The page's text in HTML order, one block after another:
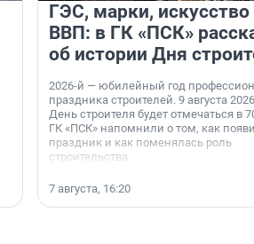
ГЭС, марки, искусство
ВВП: в ГК «ПСК»
об истории Дня
2026-й — юбилейный год
праздника строителей. 9 августа
День строителя будет отмечаться в
ГК «ПСК» напомнили о том, как
праздник и как поменялась роль
строительства.
7 августа, 16:20